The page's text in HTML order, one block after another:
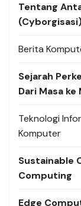
Tentang
Berita
Sejarah
Dari Masa ke
Teknologi
Komputer
Sustainable
Computing
Edge